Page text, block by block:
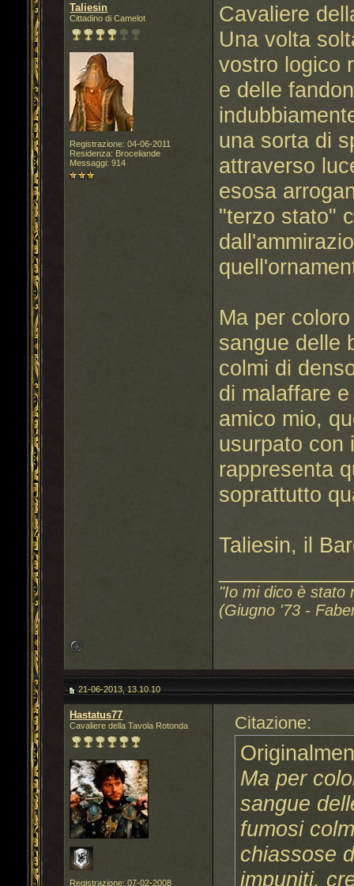
Taliesin
Cittadino di Camelot
Registrazione: 04-06-2011
Residenza: Broceliande
Messaggi: 914
Cavaliere
Una volta
vostro logico
e delle
una sorta di
attraverso
esosa
"terzo stato"
Ma per
sangue delle
colmi di
di malaffare
amico mio,
usurpato con
rappresenta
soprattutto
Taliesin, il
"Io mi dico è stato
(Giugno '73 -
21-06-2013, 13.10.10
Hastatus77
Cavaliere della Tavola Rotonda
Registrazione: 07-02-2008
Citazione:
Ma per
sangue
fumosi
chiassose
impuniti,